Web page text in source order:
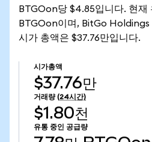
BTGOon당 $4.85입니다. 현재
BTGOon이며, BitGo
시가 총액은 $37.76만입니다.
시가총액
$37.76만
거래량 (24시간)
$1.80천
유통 중인 공급량